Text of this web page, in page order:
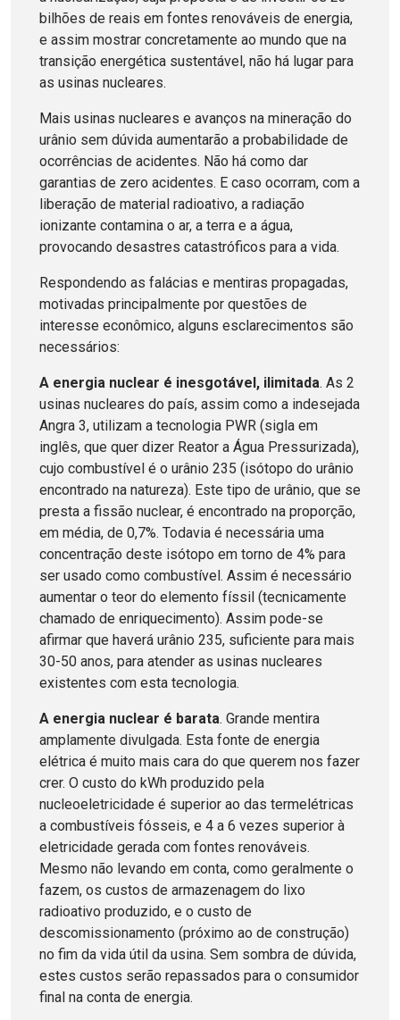
bilhões de reais em fontes renováveis de energia,
e assim mostrar concretamente ao mundo que na
transição energética sustentável, não há lugar para
as usinas nucleares.
Mais usinas nucleares e avanços na mineração do
urânio sem dúvida aumentarão a probabilidade de
ocorrências de acidentes. Não há como dar
garantias de zero acidentes. E caso ocorram, com a
liberação de material radioativo, a radiação
ionizante contamina o ar, a terra e a água,
provocando desastres catastróficos para a vida.
Respondendo as falácias e mentiras propagadas,
motivadas principalmente por questões de
interesse econômico, alguns esclarecimentos são
necessários:
A energia nuclear é inesgotável, ilimitada. As 2
usinas nucleares do país, assim como a indesejada
Angra 3, utilizam a tecnologia PWR (sigla em
inglês, que quer dizer Reator a Água Pressurizada),
cujo combustível é o urânio 235 (isótopo do urânio
encontrado na natureza). Este tipo de urânio, que se
presta a fissão nuclear, é encontrado na proporção,
em média, de 0,7%. Todavia é necessária uma
concentração deste isótopo em torno de 4% para
ser usado como combustível. Assim é necessário
aumentar o teor do elemento físsil (tecnicamente
chamado de enriquecimento). Assim pode-se
afirmar que haverá urânio 235, suficiente para mais
30-50 anos, para atender as usinas nucleares
existentes com esta tecnologia.
A energia nuclear é barata. Grande mentira
amplamente divulgada. Esta fonte de energia
elétrica é muito mais cara do que querem nos fazer
crer. O custo do kWh produzido pela
nucleoeletricidade é superior ao das termelétricas
a combustíveis fósseis, e 4 a 6 vezes superior à
eletricidade gerada com fontes renováveis.
Mesmo não levando em conta, como geralmente o
fazem, os custos de armazenagem do lixo
radioativo produzido, e o custo de
descomissionamento (próximo ao de construção)
no fim da vida útil da usina. Sem sombra de dúvida,
estes custos serão repassados para o consumidor
final na conta de energia.